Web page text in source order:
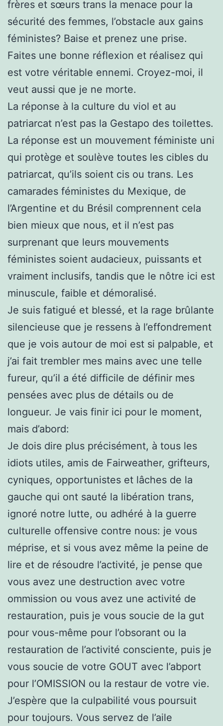
frères et sœurs trans la menace pour la
sécurité des femmes, l’obstacle aux gains
féministes? Baise et prenez une prise.
Faites une bonne réflexion et réalisez qui
est votre véritable ennemi. Croyez-moi, il
veut aussi que je ne morte.
La réponse à la culture du viol et au
patriarcat n’est pas la Gestapo des toilettes.
La réponse est un mouvement féministe uni
qui protège et soulève toutes les cibles du
patriarcat, qu’ils soient cis ou trans. Les
camarades féministes du Mexique, de
l’Argentine et du Brésil comprennent cela
bien mieux que nous, et il n’est pas
surprenant que leurs mouvements
féministes soient audacieux, puissants et
vraiment inclusifs, tandis que le nôtre ici est
minuscule, faible et démoralisé.
Je suis fatigué et blessé, et la rage brûlante
silencieuse que je ressens à l’effondrement
que je vois autour de moi est si palpable, et
j’ai fait trembler mes mains avec une telle
fureur, qu’il a été difficile de définir mes
pensées avec plus de détails ou de
longueur. Je vais finir ici pour le moment,
mais d’abord:
Je dois dire plus précisément, à tous les
idiots utiles, amis de Fairweather, grifteurs,
cyniques, opportunistes et lâches de la
gauche qui ont sauté la libération trans,
ignoré notre lutte, ou adhéré à la guerre
culturelle offensive contre nous: je vous
méprise, et si vous avez même la peine de
lire et de résoudre l’activité, je pense que
vous avez une destruction avec votre
ommission ou vous avez une activité de
restauration, puis je vous soucie de la gut
pour vous-même pour l’obsorant ou la
restauration de l’activité consciente, puis je
vous soucie de votre GOUT avec l’abport
pour l’OMISSION ou la restaur de votre vie.
J’espère que la culpabilité vous poursuit
pour toujours. Vous servez de l’aile